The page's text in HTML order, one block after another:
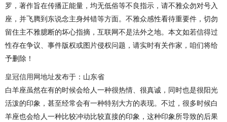
罗，著作旨在传播正能量，均无低俗等不良指示，请不雅众勿对号入
座，并飞腾到东说念主身舛错等方面。不雅众感性看待重要件，切勿
留住主不雅臆断的坏心指摘，互联网不是法外之地。本文如若信得过
性存在争议、事件版权或图片侵权问题，请实时有关作家，咱们将给
予删除！
皇冠信用网地址发布于：山东省
白羊座虽然在有的时候会给人一种很热情、很真诚，同时也是很阳光
活泼的印象，甚至经常会有一种特别大方的表现。不过，很多时候白
羊座也会给人一种比较冲动比较直接的印象，这种印象所导致的后果